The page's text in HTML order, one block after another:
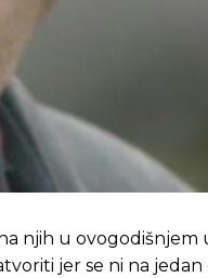
da živi!
da živi!
njih u ovogodišnjem
jer se ni na jedan